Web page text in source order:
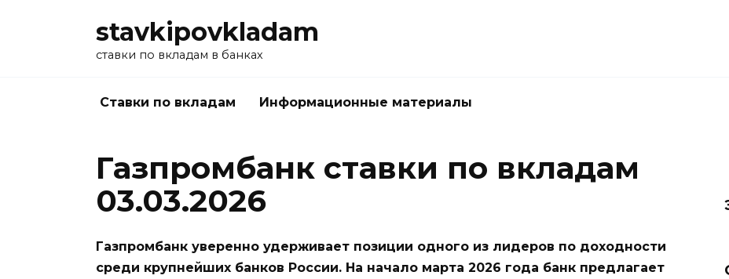
stavkipovkladam
ставки по вкладам в банках
Ставки по вкладам Информационные материалы
Газпромбанк ставки по вкладам
03.03.2026
Газпромбанк уверенно удерживает позиции одного из лидеров по доходности
среди крупнейших банков России. На начало марта 2026 года банк предлагает